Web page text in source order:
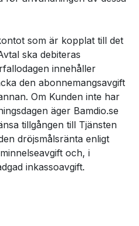
som är kopplat till det
ska debiteras
innehåller
den abonnemangsavgift
Om Kunden inte har
äger Bamdio.se
tillgången till Tjänsten
dröjsmålsränta enligt
och, i
inkassoavgift.